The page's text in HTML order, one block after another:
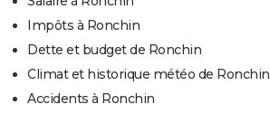
Impôts à Ronchin
Dette et budget de Ronchin
Climat et historique météo de Ronchin
Accidents à Ronchin